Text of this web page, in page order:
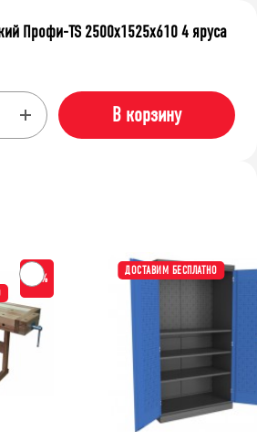
Профи-TS 2500х1525х610 4 яруса
В корзину
-15%
ДОСТАВИМ БЕСПЛАТНО